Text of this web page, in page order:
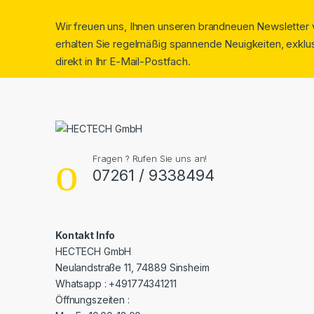
Wir freuen uns, Ihnen unseren brandneuen
erhalten Sie regelmäßig spannende Neuigkeiten,
direkt in Ihr E-Mail-Postfach.
Fragen ? Rufen Sie uns an!
07261 / 9338494
Kontakt Info
HECTECH GmbH
Neulandstraße 11, 74889 Sinsheim
Whatsapp : +491774341211
Öffnungszeiten :